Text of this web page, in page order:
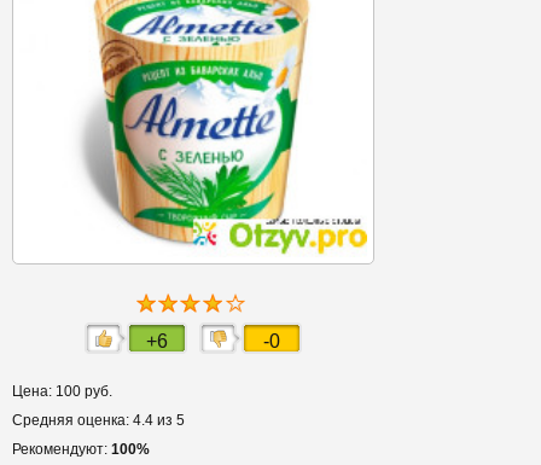
+6 -0
Цена: 100 руб.
Средняя оценка: 4.4 из 5
Рекомендуют: 100%